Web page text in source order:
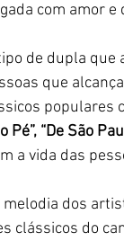
com amor e
de dupla que
que
populares
Pé”, “De São
a vida das
dos
clássicos do